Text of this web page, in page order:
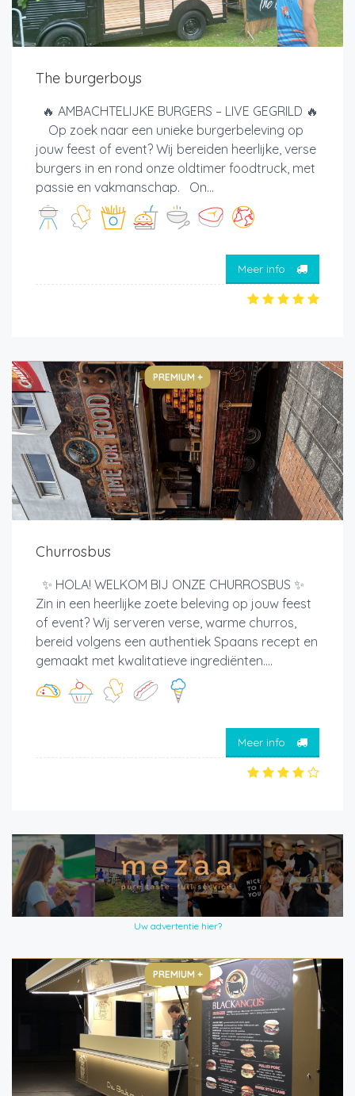
The burgerboys
🔥 AMBACHTELIJKE BURGERS – LIVE GEGRILD 🔥
Op zoek naar een unieke burgerbeleving op
jouw feest of event? Wij bereiden heerlijke, verse
burgers in en rond onze oldtimer foodtruck, met
passie en vakmanschap. On...
Meer info
PREMIUM +
Churrosbus
✨ HOLA! WELKOM BIJ ONZE CHURROSBUS ✨
Zin in een heerlijke zoete beleving op jouw feest
of event? Wij serveren verse, warme churros,
bereid volgens een authentiek Spaans recept en
gemaakt met kwalitatieve ingrediënten....
Meer info
Uw advertentie hier?
PREMIUM +